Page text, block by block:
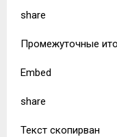
share
Промежуточные
Embed
share
Текст скопирван